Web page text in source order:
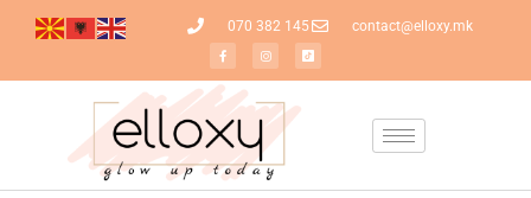
070 382 145 contact@elloxy.mk